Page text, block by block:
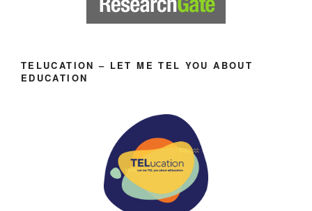
TELUCATION – LET ME TEL YOU ABOUT
EDUCATION